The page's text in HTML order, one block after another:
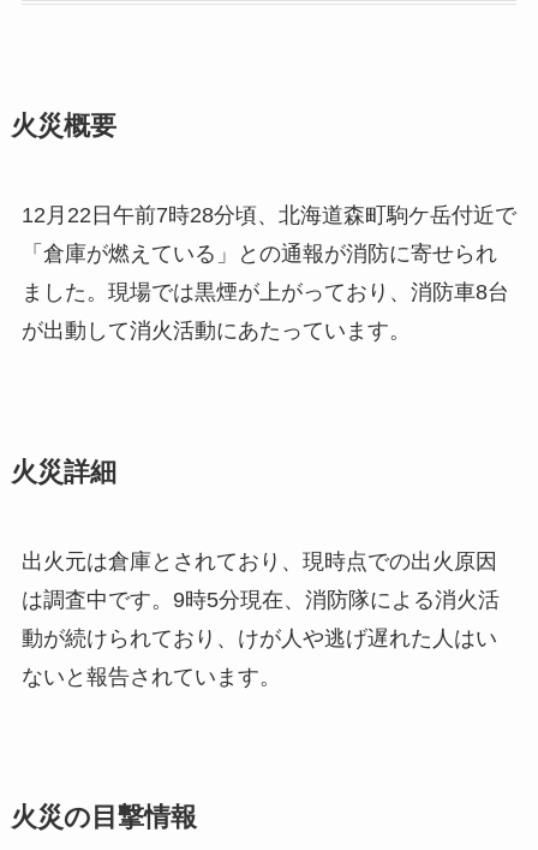
火災概要
12月22日午前7時28分頃、北海道森町駒ケ岳付近で
「倉庫が燃えている」との通報が消防に寄せられ
ました。現場では黒煙が上がっており、消防車8台
が出動して消火活動にあたっています。
火災詳細
出火元は倉庫とされており、現時点での出火原因
は調査中です。9時5分現在、消防隊による消火活
動が続けられており、けが人や逃げ遅れた人はい
ないと報告されています。
火災の目撃情報